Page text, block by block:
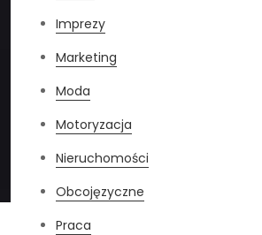
Imprezy
Marketing
Moda
Motoryzacja
Nieruchomości
Obcojęzyczne
Praca